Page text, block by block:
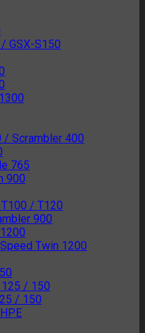
GSX-S150
/ Scrambler 400
765
900
/ T120
900
Twin 1200
/ 150
/ 150